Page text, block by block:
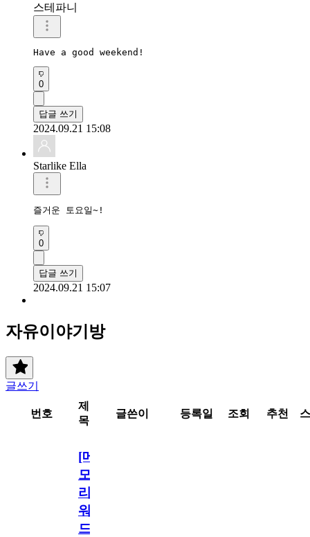
스테파니
Have a good weekend!
0
답글 쓰기
2024.09.21 15:08
Starlike Ella
즐거운 토요일~!
0
답글 쓰기
2024.09.21 15:07
자유이야기방
글쓰기
번호
제
목
글쓴이 등록일 조회 추천
[메
모
리
워
드